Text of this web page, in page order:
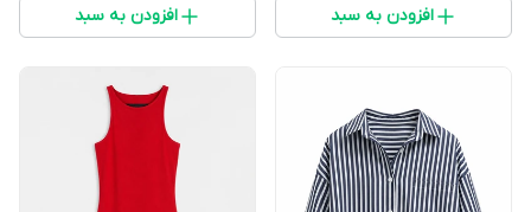
افزودن به سبد افزودن به سبد